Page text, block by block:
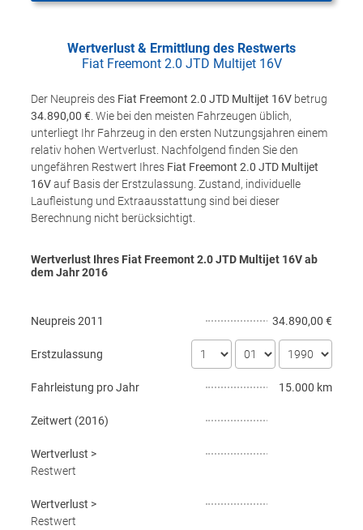
Wertverlust & Ermittlung des Restwerts
Fiat Freemont 2.0 JTD Multijet 16V
Der Neupreis des Fiat Freemont 2.0 JTD Multijet 16V betrug
34.890,00 € . Wie bei den meisten Fahrzeugen üblich,
unterliegt Ihr Fahrzeug in den ersten Nutzungsjahren einem
relativ hohen Wertverlust. Nachfolgend finden Sie den
ungefähren Restwert Ihres Fiat Freemont 2.0 JTD Multijet
16Vauf Basis der Erstzulassung. Zustand, individuelle
Laufleistung und Extraausstattung sind bei dieser
Berechnung nicht berücksichtigt.
Wertverlust Ihres Fiat Freemont 2.0 JTD Multijet 16V ab
dem Jahr2016
Neupreis2011 34.890,00 €
Erstzulassung
Fahrleistung pro Jahr 15.000 km
Zeitwert (2016)
Wertverlust >
Restwert
Wertverlust >
Restwert